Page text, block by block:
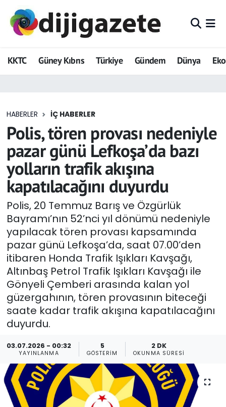
KKTC Güney Kıbrıs Türkiye Gündem Dünya
HABERLER İÇ HABERLER
Polis, tören provası nedeniyle
pazar günü Lefkoşa’da bazı
yolların trafik akışına
kapatılacağını duyurdu
Polis, 20 Temmuz Barış ve Özgürlük
Bayramı’nın 52’nci yıl dönümü nedeniyle
yapılacak tören provası kapsamında
pazar günü Lefkoşa’da, saat 07.00’den
itibaren Honda Trafik Işıkları Kavşağı,
Altınbaş Petrol Trafik Işıkları Kavşağı ile
Gönyeli Çemberi arasında kalan yol
güzergahının, tören provasının biteceği
saate kadar trafik akışına kapatılacağını
duyurdu.
03.07.2026 - 00:32
YAYINLANMA
5
GÖSTERIM
2 DK
OKUNMA SÜRESI
ADVERTORIAL
Dijigazete
Eğitim
Ekonomi
Foto Galeri
GEZİ
Güncel
Gündem
KKTC
KKTC YEREL SEÇİM 2018
Kültür Sanat
Magazin
Moda
Nöbetçi Eczaneler
Hava Durumu
Trafik Durumu
Tüm Manşetler
Son Dakika Haberleri
Haber Arşivi